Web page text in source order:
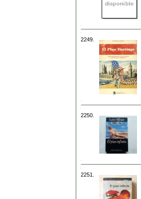
2249.
2250.
2251.